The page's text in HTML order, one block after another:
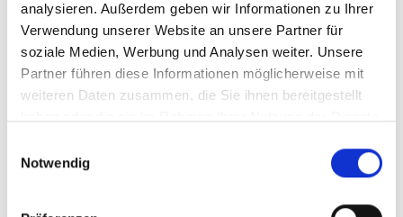
analysieren. Außerdem geben wir Informationen zu Ihrer
Verwendung unserer Website an unsere Partner für
soziale Medien, Werbung und Analysen weiter. Unsere
Partner führen diese Informationen möglicherweise mit
weiteren Daten zusammen, die Sie ihnen bereitgestellt
Notwendig
Ihr Partner für optimales
Sehen in Mechernich
Als erster Ansprechpartner für das gute Sehen sind wir
anatomisch und ästhetisch perfekt auf Ihre
individuellen Wünsche und Bedürfnisse angepasste
Sehhilfe kümmern. Wir sind auch oft die Ersten, die